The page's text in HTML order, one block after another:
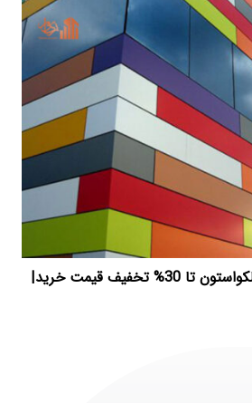
قیمت ورق کامپوزیت آلکواستون تا 30% تخفیف قیمت خرید|